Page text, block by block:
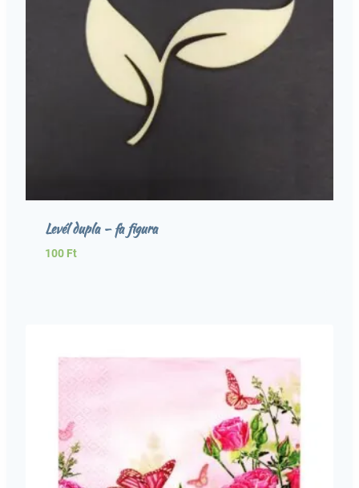
Levél dupla – fa figura
100 Ft